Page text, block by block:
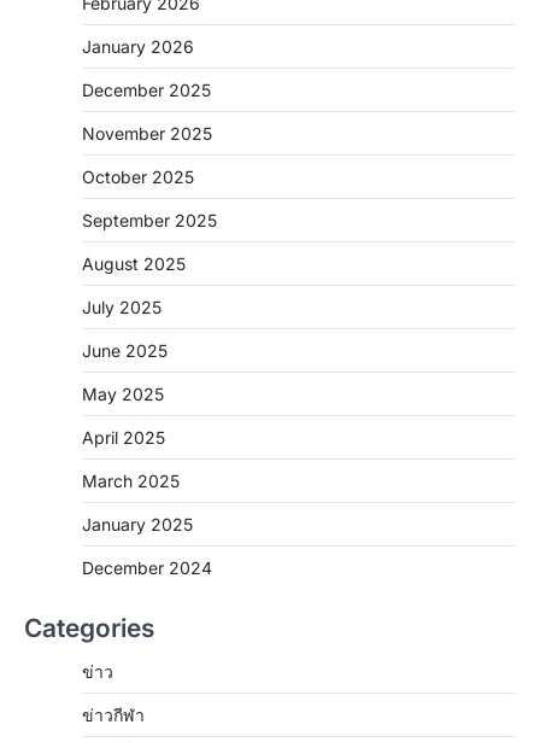
January 2026
December 2025
November 2025
October 2025
September 2025
August 2025
July 2025
June 2025
May 2025
April 2025
March 2025
January 2025
December 2024
Categories
ข่าว
ข่าวกีฬา